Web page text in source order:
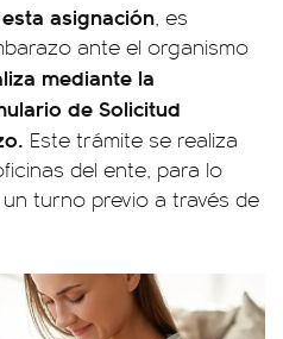
asignación, es
ante el organismo
mediante la
de Solicitud
Este trámite se realiza
del ente, para lo
turno previo a través de